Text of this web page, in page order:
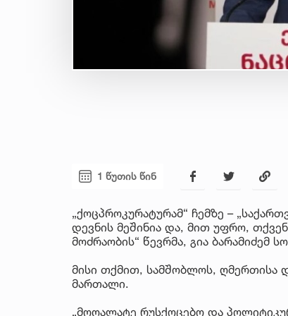
1 წუთის წინ
„ქოცპროკურატურამ“ ჩემზე –
დევნის მეშინია და, მით უფრო,
მოძრაობის“ წევრმა, გია ბარამიძემ
მისი თქმით, სამშობლოს, ღმერთისა
მართალი.
„მოღალატე რუსქოცებო და